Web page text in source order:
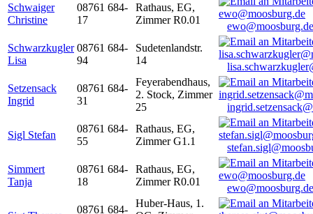
Schwaiger
Christine
08761 684-
17
Rathaus, EG,
Zimmer R0.01
ewo@moosburg.de
Schwarzkugler
Lisa
08761 684-
94
Sudetenlandstr.
14
Setzensack
Ingrid
08761 684-
31
Feyerabendhaus,
2. Stock, Zimmer
25
Sigl Stefan
08761 684-
55
Rathaus, EG,
Zimmer G1.1
Simmert
Tanja
08761 684-
18
Rathaus, EG,
Zimmer R0.01
ewo@moosburg.de
08761 684-
Huber-Haus, 1.